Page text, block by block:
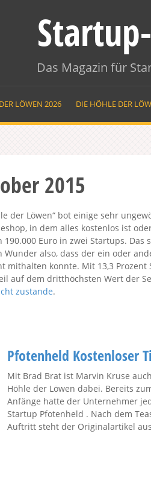
Das Magazin für
LÖWEN 2026 DIE HÖHLE DER
2015
der Löwen“ bot einige sehr
in dem alles kostenlos ist
Euro in zwei Startups. Das
also, dass der ein oder
mithalten konnte. Mit 13,3 Prozent
auf dem dritthöchsten Wert der
zustande.
Pfotenheld Kostenloser
Mit Brad Brat ist Marvin Kruse
Höhle der Löwen dabei. Bereits
Anfänge hatte der Unternehmer
Startup Pfotenheld . Nach dem
Auftritt steht der Originalartikel